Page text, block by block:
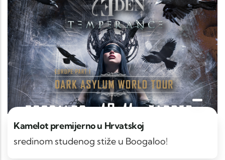
Kamelot premijerno u Hrvatskoj
sredinom studenog stiže u Boogaloo!